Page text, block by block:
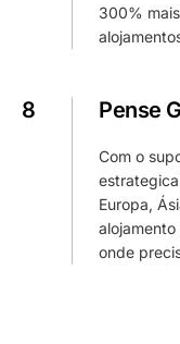
300%
8 Pense
Com o
Europa,
onde